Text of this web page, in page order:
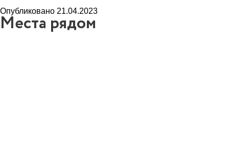
Опубликовано 21.04.2023
Места рядом